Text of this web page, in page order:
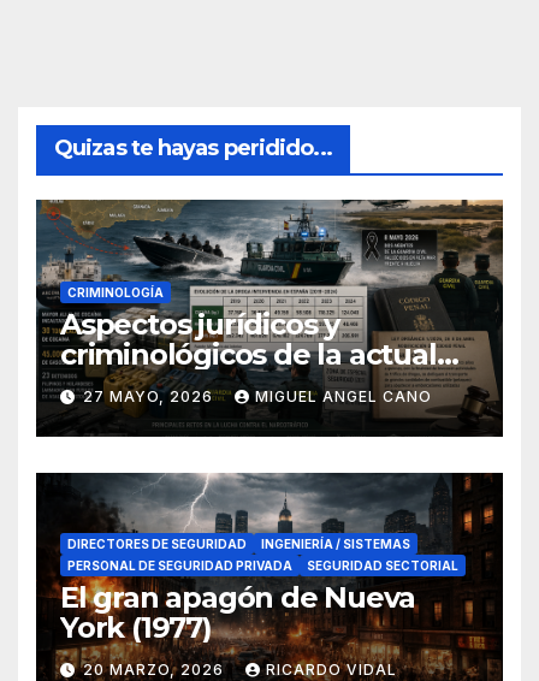
Quizas te hayas peridido...
CRIMINOLOGÍA
Aspectos jurídicos y
criminológicos de la actual
lucha contra el narcotráfico
en el sur de España
27 MAYO, 2026 MIGUEL ANGEL CANO
DIRECTORES DE SEGURIDAD
INGENIERÍA / SISTEMAS
PERSONAL DE SEGURIDAD PRIVADA
SEGURIDAD SECTORIAL
El gran apagón de Nueva
York (1977)
20 MARZO, 2026 RICARDO VIDAL